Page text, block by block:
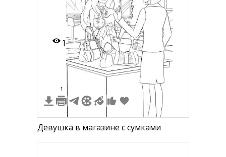
1
1
Девушка в магазине с сумками